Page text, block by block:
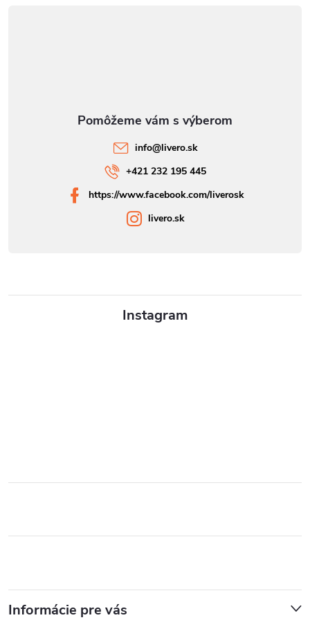
Instagram
Informácie pre vás
info@livero.sk
+421 232 195 445
https://www.facebook.com/liverosk
livero.sk